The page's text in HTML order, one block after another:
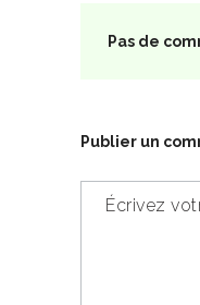
Pas de
Publier un